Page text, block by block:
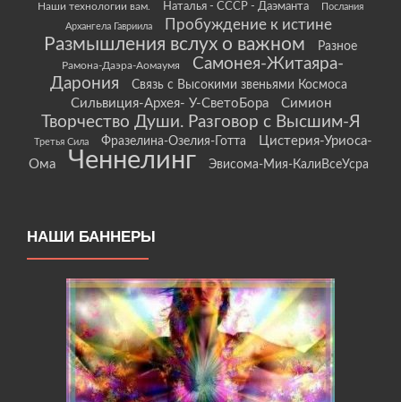
Наши технологии вам.
Наталья - СССР - Даэманта
Послания
Архангела Гавриила
Пробуждение к истине
Размышления вслух о важном Разное
Рамона-Даэра-Аомаумя
Самонея-Житаяра-
Дарония
Связь с Высокими звеньями Космоса
Сильвиция-Архея- У-СветоБора Симион
Творчество Души. Разговор с Высшим-Я
Третья Сила Фразелина-Озелия-Готта
Цистерия-Уриоса-
Ома
Ченнелинг Эвисома-Мия-КалиВсеУсра
НАШИ БАННЕРЫ